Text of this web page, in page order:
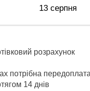
13 серпня
розрахунок
потрібна передоплата
14 днів